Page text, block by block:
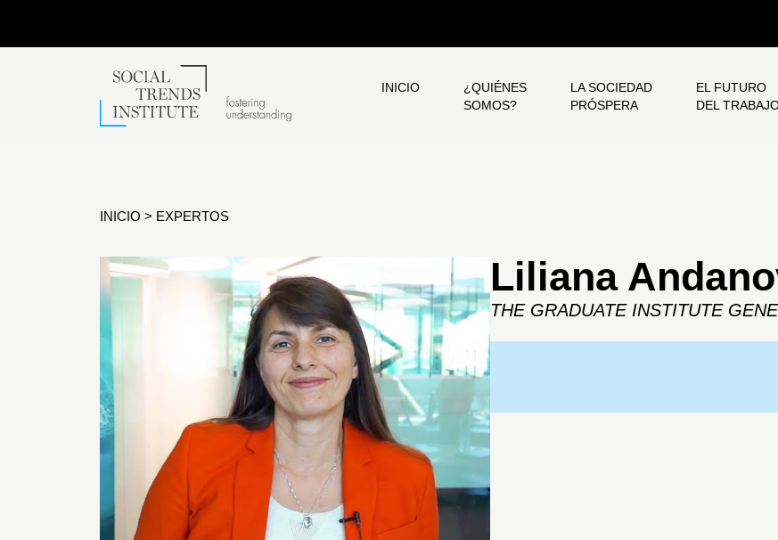
INICIO
¿QUIÉNES
SOMOS?
LA SOCIEDAD
PRÓSPERA
EL FUTURO
DEL
INICIO > EXPERTOS
Liliana
THE GRADUATE INSTITUTE